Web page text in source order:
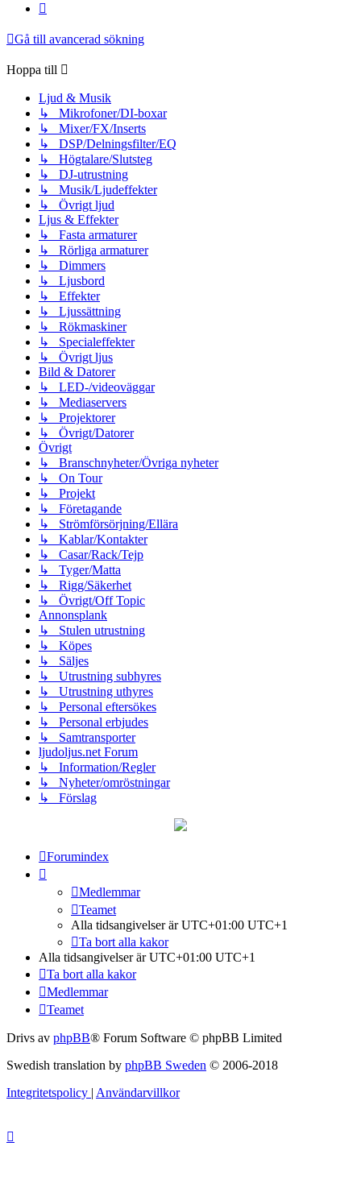
Gå till avancerad sökning
Hoppa till
Ljud & Musik
↳ Mikrofoner/DI-boxar
↳ Mixer/FX/Inserts
↳ DSP/Delningsfilter/EQ
↳ Högtalare/Slutsteg
↳ DJ-utrustning
↳ Musik/Ljudeffekter
↳ Övrigt ljud
Ljus & Effekter
↳ Fasta armaturer
↳ Rörliga armaturer
↳ Dimmers
↳ Ljusbord
↳ Effekter
↳ Ljussättning
↳ Rökmaskiner
↳ Specialeffekter
↳ Övrigt ljus
Bild & Datorer
↳ LED-/videoväggar
↳ Mediaservers
↳ Projektorer
↳ Övrigt/Datorer
Övrigt
↳ Branschnyheter/Övriga nyheter
↳ On Tour
↳ Projekt
↳ Företagande
↳ Strömförsörjning/Ellära
↳ Kablar/Kontakter
↳ Casar/Rack/Tejp
↳ Tyger/Matta
↳ Rigg/Säkerhet
↳ Övrigt/Off Topic
Annonsplank
↳ Stulen utrustning
↳ Köpes
↳ Säljes
↳ Utrustning subhyres
↳ Utrustning uthyres
↳ Personal eftersökes
↳ Personal erbjudes
↳ Samtransporter
ljudoljus.net Forum
↳ Information/Regler
↳ Nyheter/omröstningar
↳ Förslag
Forumindex
Medlemmar
Teamet
Alla tidsangivelser är UTC+01:00 UTC+1
Ta bort alla kakor
Alla tidsangivelser är UTC+01:00 UTC+1
Ta bort alla kakor
Medlemmar
Teamet
Drivs av phpBB® Forum Software © phpBB Limited
Swedish translation by phpBB Sweden © 2006-2018
Integritetspolicy | Användarvillkor